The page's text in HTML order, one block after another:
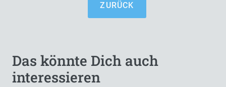
ZURÜCK
Das könnte Dich auch
interessieren